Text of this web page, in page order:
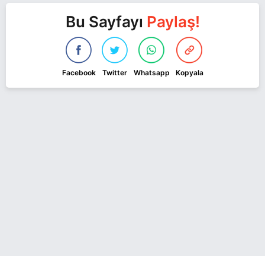
Bu Sayfayı Paylaş!
Facebook Twitter Whatsapp Kopyala